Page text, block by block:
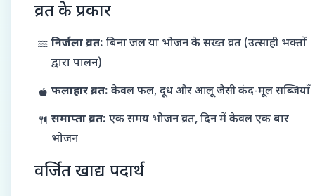
व्रत के प्रकार
निर्जला व्रत: बिना जल या भोजन के सख्त व्रत (उत्साही भक्तों
द्वारा पालन)
फलाहार व्रत: केवल फल, दूध और आलू जैसी कंद-मूल सब्जियाँ
समाप्ता व्रत: एक समय भोजन व्रत, दिन में केवल एक बार
भोजन
वर्जित खाद्य पदार्थ